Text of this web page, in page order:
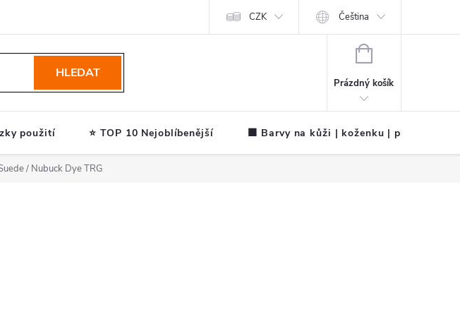
CZK Čeština
HLEDAT
NÁKUPNÍ
Prázdný košík
použití ⭐ TOP 10 Nejoblíbenější 🟧 Barvy na kůži | koženku | plátno
/ Nubuck Dye TRG